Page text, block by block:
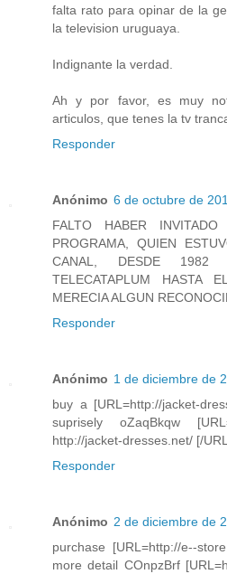
falta rato para opinar de la
la television uruguaya.
Indignante la verdad.
Ah y por favor, es muy
articulos, que tenes la tv
Responder
Anónimo 6 de octubre de
FALTO HABER
PROGRAMA, QUIEN
CANAL, DESDE 1982
TELECATAPLUM HASTA
MERECIA ALGUN
Responder
Anónimo 1 de diciembre de
buy a [URL=http://jacket-
suprisely oZaqBkqw
http://jacket-dresses.net/ [/
Responder
Anónimo 2 de diciembre de
purchase [URL=http://e--
more detail COnpzBrf